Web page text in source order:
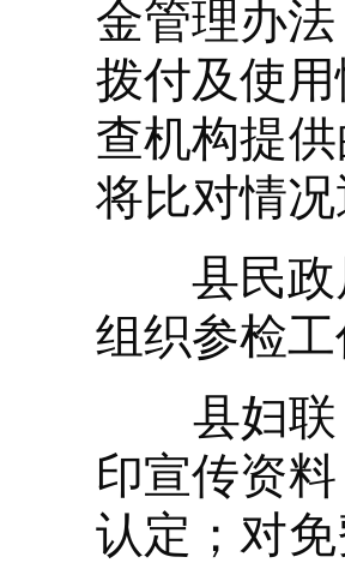
金管理办
拨付及使
查机构提
将比对情
县民政局
组织参检
县妇联：
印宣传资
认定；对